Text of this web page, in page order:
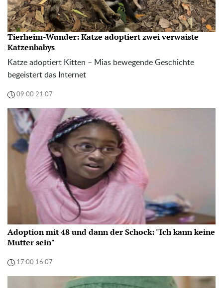
Tierheim-Wunder: Katze adoptiert zwei verwaiste
Katzenbabys
Katze adoptiert Kitten – Mias bewegende Geschichte
begeistert das Internet
09:00 21.07
Adoption mit 48 und dann der Schock: "Ich kann keine
Mutter sein"
17:00 16.07